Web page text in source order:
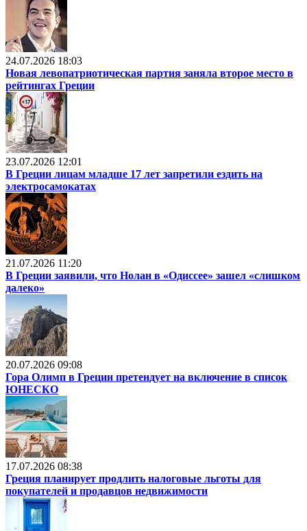
24.07.2026 18:03
Новая левопатриотическая партия заняла второе место в
рейтингах Греции
23.07.2026 12:01
В Греции лицам младше 17 лет запретили ездить на
электросамокатах
21.07.2026 11:20
В Греции заявили, что Нолан в «Одиссее» зашел «слишком
далеко»
20.07.2026 09:08
Гора Олимп в Греции претендует на включение в список
ЮНЕСКО
17.07.2026 08:38
Греция планирует продлить налоговые льготы для
покупателей и продавцов недвижимости